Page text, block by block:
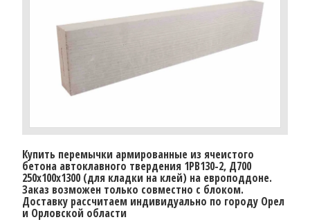
Купить перемычки армированные из ячеистого
бетона автоклавного твердения 1PB130-2, Д700
250х100х1300 (для кладки на клей) на европоддоне.
Заказ возможен только совместно с блоком.
Доставку рассчитаем индивидуально по городу Орел
и Орловской области